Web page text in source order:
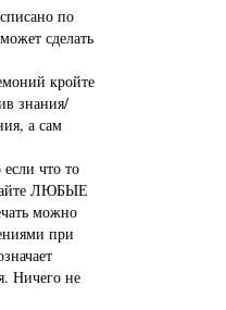
по
сделать
кройте
знания/
а сам
что то
ЛЮБЫЕ
можно
при
Ничего не